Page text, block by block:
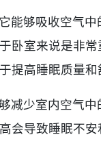
能够吸收空气
卧室来说是非
高睡眠质量和
减少室内空气
会导致睡眠不